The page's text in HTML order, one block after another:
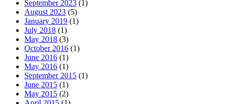
September 2023 (1)
August 2023 (5)
January 2019 (1)
July 2018 (1)
May 2018 (3)
October 2016 (1)
June 2016 (1)
May 2016 (1)
September 2015 (1)
June 2015 (1)
May 2015 (2)